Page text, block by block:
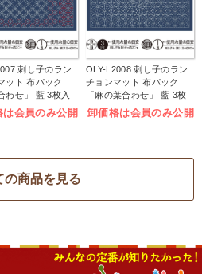
刺し子のラン
ット 布パック
わせ」 藍 3枚入
は会員のみ公開
OLY-L2008 刺し子のラン
チョンマット 布パック
「麻の葉合わせ」 藍 3枚
入 (袋)
卸価格は会員のみ公開
の商品を見る